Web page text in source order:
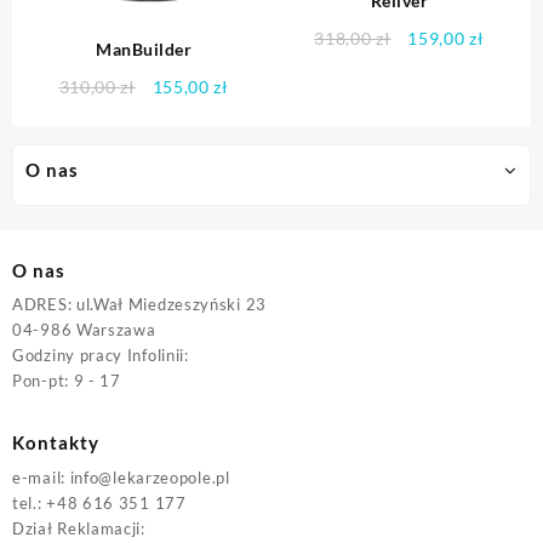
O nas
ManBuilder
310,00zł
Pierwotna
155,00zł
318,00zł
Pierwotna
159,00zł
O nas
ADRES: ul.Wał Miedzeszyński 23
04-986 Warszawa
Godziny pracy Infolinii:
Pon-pt: 9 - 17
Kontakty
e-mail: info@lekarzeopole.pl
tel.: +48 616 351 177
Dział Reklamacji: